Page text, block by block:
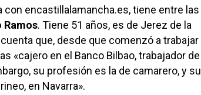
con encastillalamancha.es, tiene entre las
Ramos. Tiene 51 años, es de Jerez de la
que, desde que comenzó a trabajar
«cajero en el Banco Bilbao, trabajador de
su profesión es la de camarero, y su
en Navarra».